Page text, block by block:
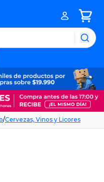
/Cervezas, Vinos y Licores